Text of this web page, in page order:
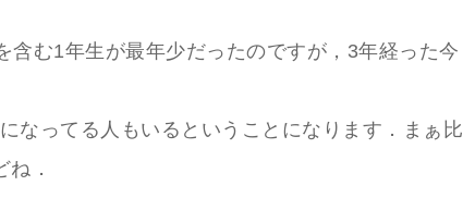
含む1年生が最年少だったのですが，3年経った今
なってる人もいるということになります．まぁ比
．